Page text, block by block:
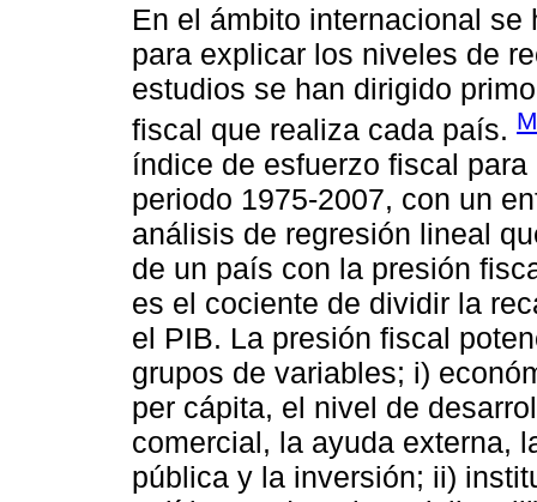
En el ámbito internacional
para explicar los niveles de
estudios se han dirigido
fiscal que realiza cada país.
índice de esfuerzo fiscal
periodo 1975-2007, con un
análisis de regresión lineal
de un país con la presión
es el cociente de dividir la
el PIB. La presión fiscal
grupos de variables; i)
per cápita, el nivel de
comercial, la ayuda externa,
pública y la inversión; ii)